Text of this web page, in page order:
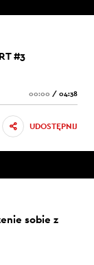
#3
00:00 / 04:38
UDOSTĘPNIJ
sobie z